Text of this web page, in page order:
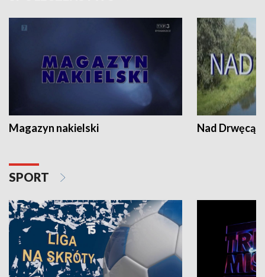
Magazyn nakielski Nad Drwęcą
SPORT